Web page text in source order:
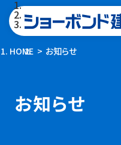
HOME お知らせ
お知らせ